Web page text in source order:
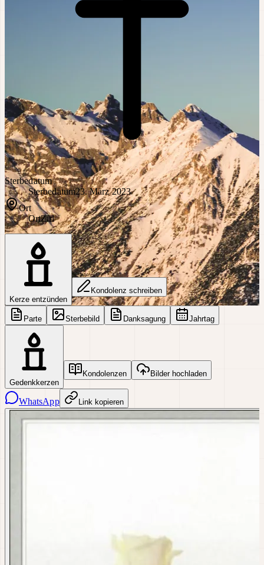
Sterbedatum
Sterbedatum23. März 2023
Ort
OrtZirl
Kerze entzünden
Kondolenz schreiben
Parte Sterbebild Danksagung Jahrtag
Gedenkkerzen
Kondolenzen Bilder hochladen
WhatsApp Link kopieren